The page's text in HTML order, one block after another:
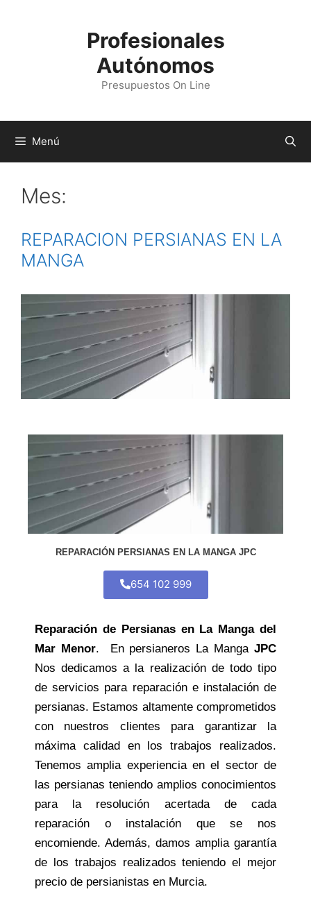
Profesionales
Autónomos
Presupuestos On Line
Menú
Mes:
REPARACION PERSIANAS EN LA
MANGA
REPARACIÓN PERSIANAS EN LA MANGA JPC
654 102 999
Reparación de Persianas en La Manga del
Mar Menor. En persianeros La MangaJPC
Nos dedicamos a la realización de todo tipo
de servicios para reparación e instalación de
persianas. Estamos altamente comprometidos
con nuestros clientes para garantizar la
máxima calidad en los trabajos realizados.
Tenemos amplia experiencia en el sector de
las persianas teniendo amplios conocimientos
para la resolución acertada de cada
reparación o instalación que se nos
encomiende. Además, damos amplia garantía
de los trabajos realizados teniendo el mejor
precio de persianistas en Murcia.